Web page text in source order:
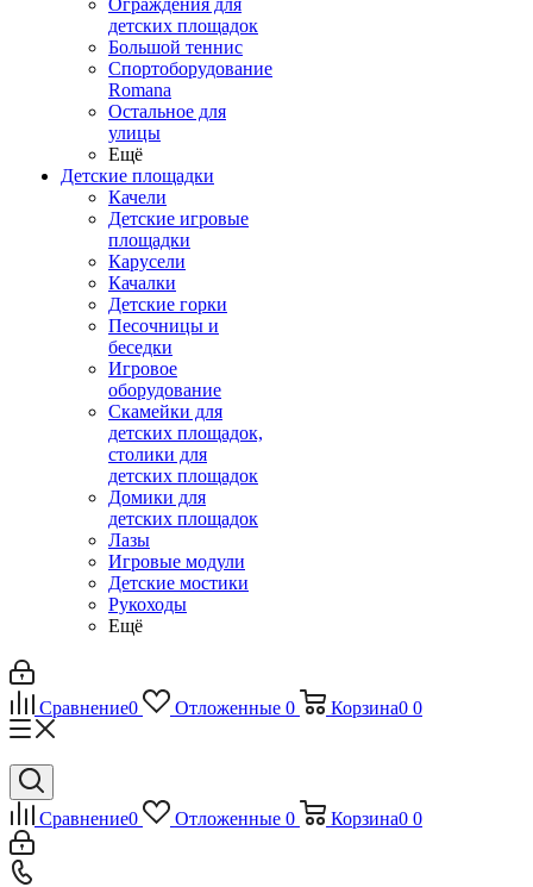
Ограждения для
детских площадок
Большой теннис
Спортоборудование
Romana
Остальное для
улицы
Ещё
Детские площадки
Качели
Детские игровые
площадки
Карусели
Качалки
Детские горки
Песочницы и
беседки
Игровое
оборудование
Скамейки для
детских площадок,
столики для
детских площадок
Домики для
детских площадок
Лазы
Игровые модули
Детские мостики
Рукоходы
Ещё
Сравнение0 Отложенные 0 Корзина0 0
Сравнение0 Отложенные 0 Корзина0 0